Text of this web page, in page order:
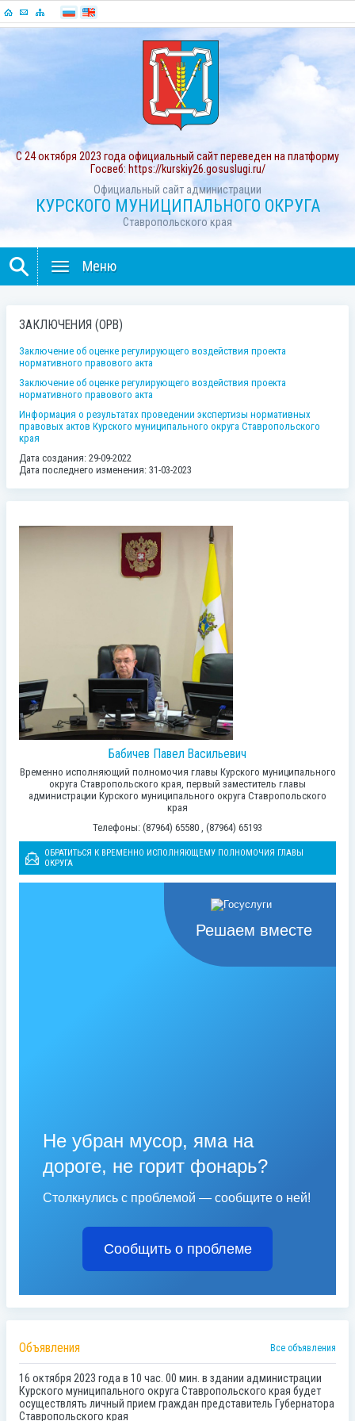
С 24 октября 2023 года официальный сайт переведен на платформу
Госвеб: https://kurskiy26.gosuslugi.ru/
Официальный сайт администрации
КУРСКОГО МУНИЦИПАЛЬНОГО ОКРУГА
Ставропольского края
Меню
ЗАКЛЮЧЕНИЯ (ОРВ)
Заключение об оценке регулирующего воздействия проекта
нормативного правового акта
Заключение об оценке регулирующего воздействия проекта
нормативного правового акта
Информация о результатах проведении экспертизы нормативных
правовых актов Курского муниципального округа Ставропольского
края
Дата создания: 29-09-2022
Дата последнего изменения: 31-03-2023
Бабичев Павел Васильевич
Временно исполняющий полномочия главы Курского муниципального
округа Ставропольского края, первый заместитель главы
администрации Курского муниципального округа Ставропольского
края
Телефоны: (87964) 65580 , (87964) 65193
ОБРАТИТЬСЯ К ВРЕМЕННО ИСПОЛНЯЮЩЕМУ ПОЛНОМОЧИЯ ГЛАВЫ
ОКРУГА
Решаем вместе
Не убран мусор, яма на
дороге, не горит фонарь?
Столкнулись с проблемой — сообщите о ней!
Сообщить о проблеме
Объявления Все объявления
16 октября 2023 года в 10 час. 00 мин. в здании администрации
Курского муниципального округа Ставропольского края будет
осуществлять личный прием граждан представитель Губернатора
Ставропольского края